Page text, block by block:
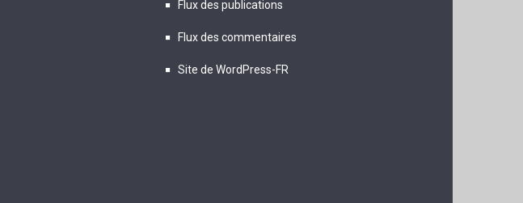
Flux des publications
Flux des commentaires
Site de WordPress-FR